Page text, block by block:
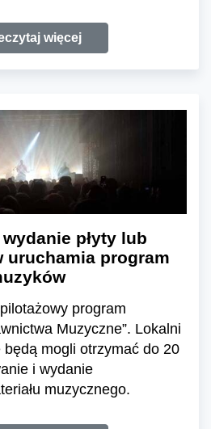
więcej
płyty lub
uruchamia program
program
Muzyczne”. Lokalni
mogli otrzymać do 20
i wydanie
muzycznego.